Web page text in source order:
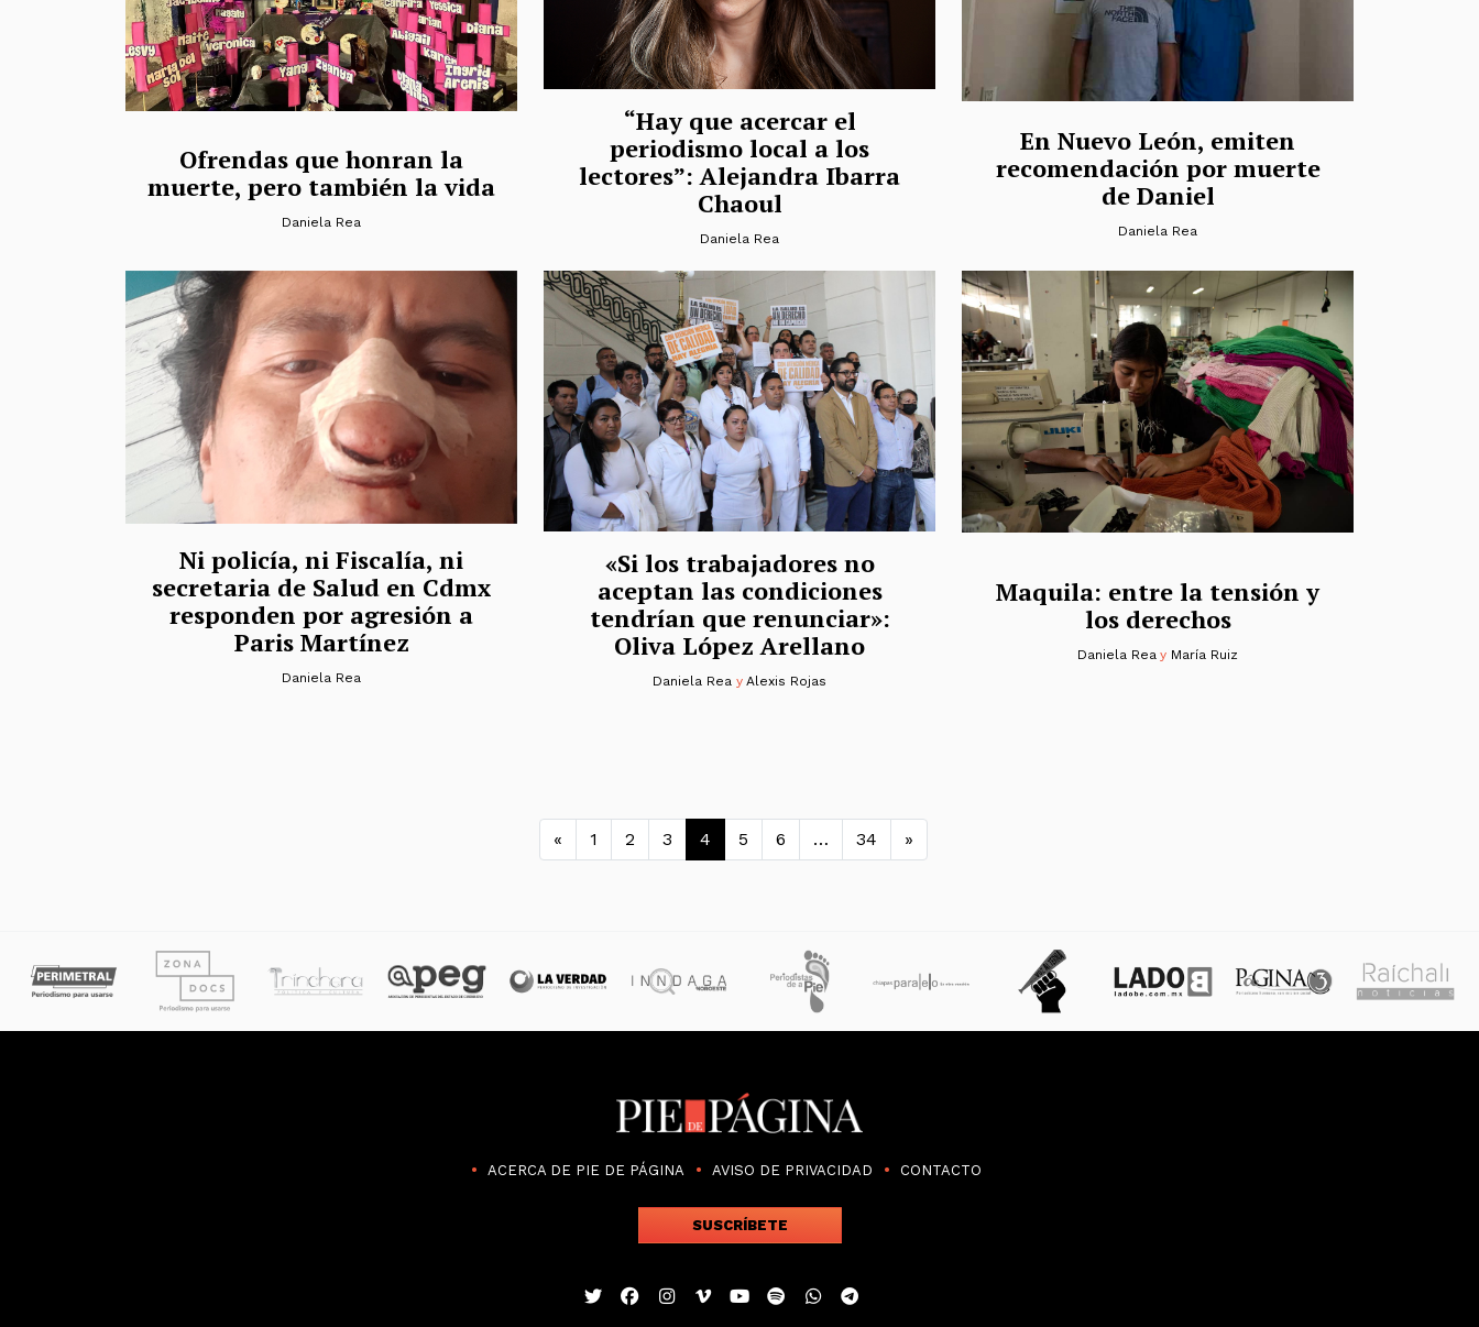
Ofrendas que honran la
muerte, pero también la vida
Daniela Rea
“Hay que acercar el
periodismo local a los
lectores”: Alejandra Ibarra
Chaoul
Daniela Rea
En Nuevo León, emiten
recomendación por muerte
de Daniel
Daniela Rea
Ni policía, ni Fiscalía, ni
secretaria de Salud en Cdmx
responden por agresión a
Paris Martínez
Daniela Rea
«Si los trabajadores no
aceptan las condiciones
tendrían que renunciar»:
Oliva López Arellano
Daniela ReayAlexis Rojas
Maquila: entre la tensión y
los derechos
Daniela Rea y María Ruiz
Navegación de entradas
« 1 2 3 4 5 6 … 34 »
ACERCA DE PIE DE PÁGINA AVISO DE PRIVACIDAD CONTACTO
SUSCRÍBETE